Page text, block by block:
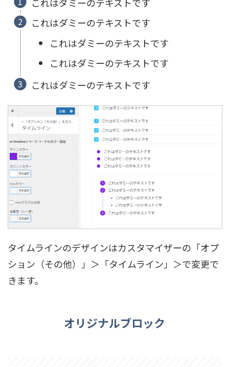
これはダミーのテキストです
これはダミーのテキストです
これはダミーのテキストです
これはダミーのテキストです
タイムラインのデザインはカスタマイザーの「オプ